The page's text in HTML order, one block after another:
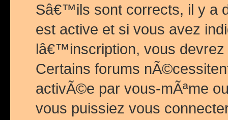
Sâ€™ils sont corrects, il y a
est active et si vous avez
lâ€™inscription, vous
Certains forums
activÃ©e par vous-mÃªme
vous puissiez vous